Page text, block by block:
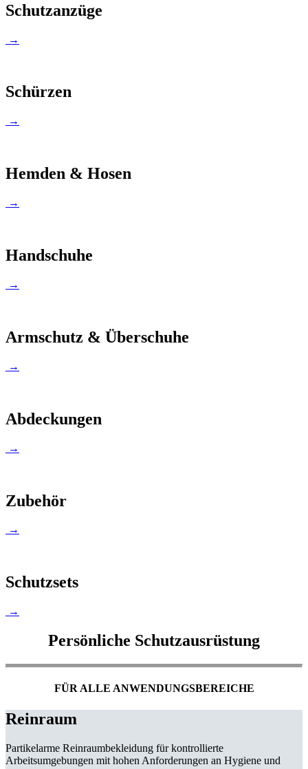
Schutzanzüge
→
Schürzen
→
Hemden & Hosen
→
Handschuhe
→
Armschutz & Überschuhe
→
Abdeckungen
→
Zubehör
→
Schutzsets
→
Persönliche Schutzausrüstung
FÜR ALLE ANWENDUNGSBEREICHE
Reinraum
Partikelarme Reinraumbekleidung für kontrollierte
Arbeitsumgebungen mit hohen Anforderungen an Hygiene und